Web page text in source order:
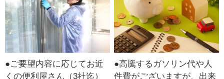
●ご要望内容に応じてお近
くの便利屋さん（3社迄）
●高騰するガソリン代や人
件費がございますが、出来